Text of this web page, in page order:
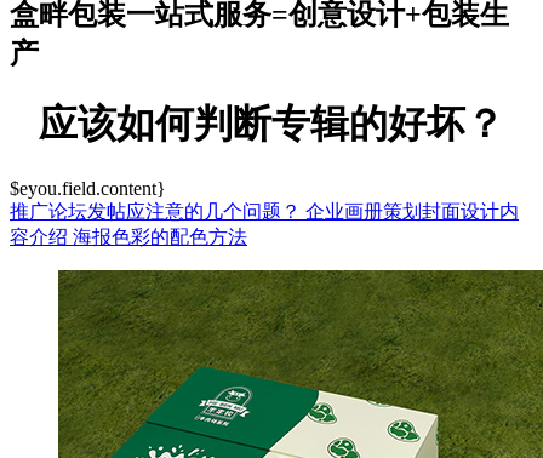
盒畔包装一站式服务=创意设计+包装生
产
应该如何判断专辑的好坏？
$eyou.field.content}
推广论坛发帖应注意的几个问题？ 企业画册策划封面设计内
容介绍 海报色彩的配色方法